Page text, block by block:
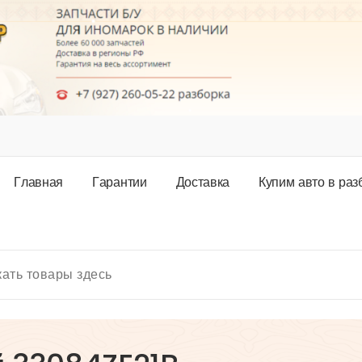
Главная Гарантии Доставка Купим авто в раз